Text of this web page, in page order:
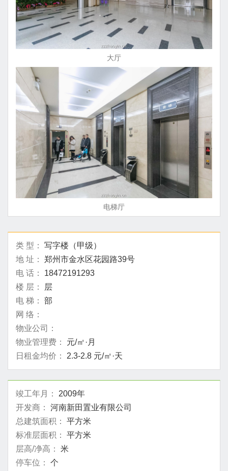
大厅
电梯厅
类 型：
写字楼（甲级）
地 址：
郑州市金水区花园路39号
电 话：
18472191293
楼 层：
层
电 梯：
部
网 络：
物业公司：
物业管理费：
元/㎡·月
日租金均价：
2.3-2.8 元/㎡·天
竣工年月：
2009年
开发商：
河南新田置业有限公司
总建筑面积：
平方米
标准层面积：
平方米
层高/净高：
米
停车位：
个